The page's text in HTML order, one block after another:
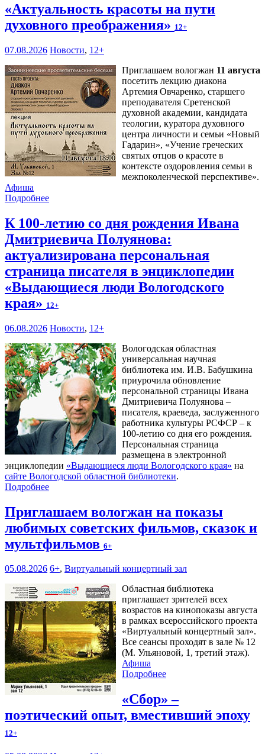
«Актуальность красоты на пути
духовного преображения» 12+
07.08.2026 Новости, 12+
Приглашаем вологжан 11 августа
посетить лекцию диакона
Артемия Овчаренко, старшего
преподавателя Сретенской
духовной академии, кандидата
теологии, куратора духовного
центра личности и семьи «Новый
Гадарин», «Учение греческих
святых отцов о красоте в
контексте оздоровления семьи в
межпоколенческой перспективе».
Афиша
Подробнее
К 100-летию со дня рождения Ивана
Дмитриевича Полуянова:
актуализирована персональная
страница писателя в энциклопедии
«Выдающиеся люди Вологодского
края» 12+
06.08.2026 Новости, 12+
Вологодская областная
универсальная научная
библиотека им. И.В. Бабушкина
приурочила обновление
персональной страницы Ивана
Дмитриевича Полуянова –
писателя, краеведа, заслуженного
работника культуры РСФСР – к
100‑летию со дня его рождения.
Персональная страница
размещена в электронной
энциклопедии «Выдающиеся люди Вологодского края» на
сайте Вологодской областной библиотеки.
Подробнее
Приглашаем вологжан на показы
любимых советских фильмов, сказок и
мультфильмов 6+
05.08.2026 6+, Виртуальный концертный зал
Областная библиотека
приглашает зрителей всех
возрастов на кинопоказы августа
в рамках всероссийского проекта
«Виртуальный концертный зал».
Все сеансы проходят в зале № 12
(М. Ульяновой, 1, третий этаж).
Афиша
Подробнее
«Сбор» –
поэтический опыт, вместивший эпоху
12+